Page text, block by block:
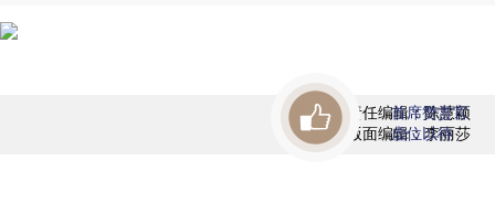
责任编辑：陈慧颖
版面编辑：李丽莎
首席赞赏官
虚位以待